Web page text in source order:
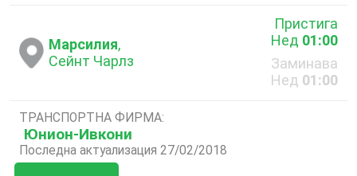
Марсилия,
Сейнт Чарлз
Пристига
Нед 01:00
Заминава
Нед 01:00
ТРАНСПОРТНА ФИРМА:
Юнион-Ивкони
Последна актуализация 27/02/2018